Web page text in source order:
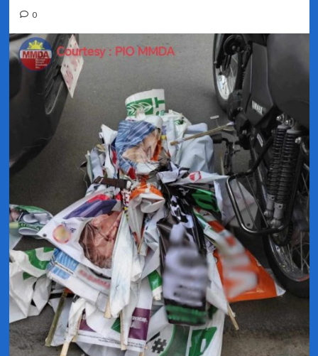
0